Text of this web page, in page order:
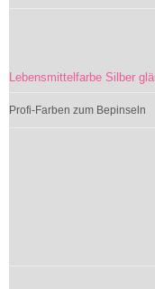
Lebensmittelfarbe Silber
Profi-Farben zum Bepinseln